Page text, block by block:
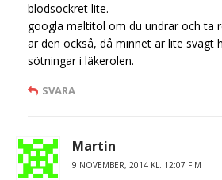
blodsockret lite.
googla maltitol om du undrar och ta
är den också, då minnet är lite svagt
sötningar i läkerolen.
SVARA
Martin
9 NOVEMBER, 2014 KL. 12:07 F M